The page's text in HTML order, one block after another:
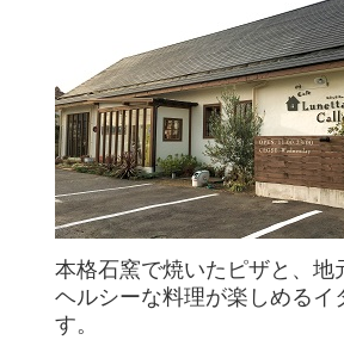
本格石窯で焼いたピザと、
ヘルシーな料理が楽しめる
す。